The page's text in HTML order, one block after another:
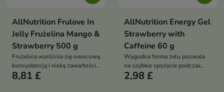
AllNutrition Frulove In
Jelly Frużelina Mango &
Strawberry 500 g
Frużelina wyróżnia się owocową
konsystencją i niską zawartością
tłuszczu, dzięki czemu może być
8,81 £
AllNutrition Energy Gel
Strawberry with
Caffeine 60 g
Wygodna forma żelu pozwala
na szybkie spożycie podczas
aktywności, bez konieczności
2,98 £